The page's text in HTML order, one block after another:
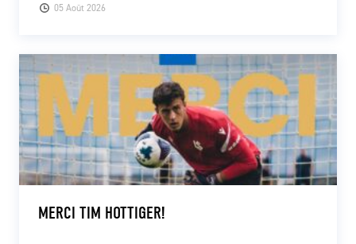
05 Août 2026
MERCI TIM HOTTIGER!